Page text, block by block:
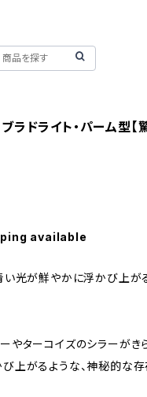
ラドライト・パーム型
available
い光が鮮やかに浮かび上がる
やターコイズのシラーがき
上がるような、神秘的な